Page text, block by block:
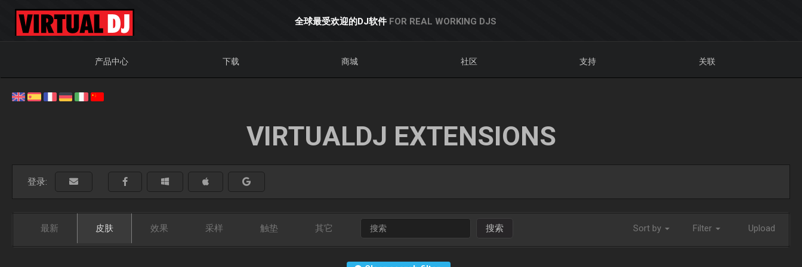
全球最受欢迎的DJ软件 FOR REAL WORKING DJS
产品中心 下载 商城 社区 支持 关联
VIRTUALDJ EXTENSIONS
登录:
最新 皮肤 效果 采样 触垫 其它 搜索 Sort by Filter Upload